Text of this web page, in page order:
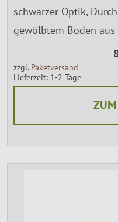
schwarzer Optik,
gewölbtem Boden
zzgl. Paketversand
Lieferzeit: 1-2 Tage